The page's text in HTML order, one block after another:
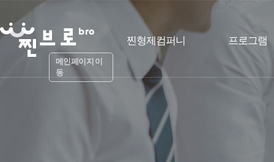
메인페이지 이
동
찐형제컴퍼니 프로그램